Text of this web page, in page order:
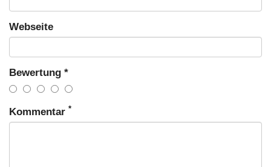
Webseite
Bewertung *
Kommentar *